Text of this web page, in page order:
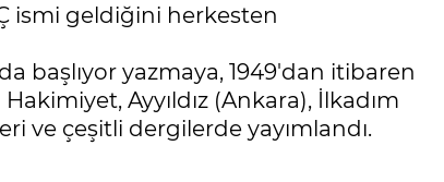
ismi geldiğini herkesten
başlıyor yazmaya, 1949'dan itibaren
Ayyıldız (Ankara), İlkadım
ve çeşitli dergilerde yayımlandı.